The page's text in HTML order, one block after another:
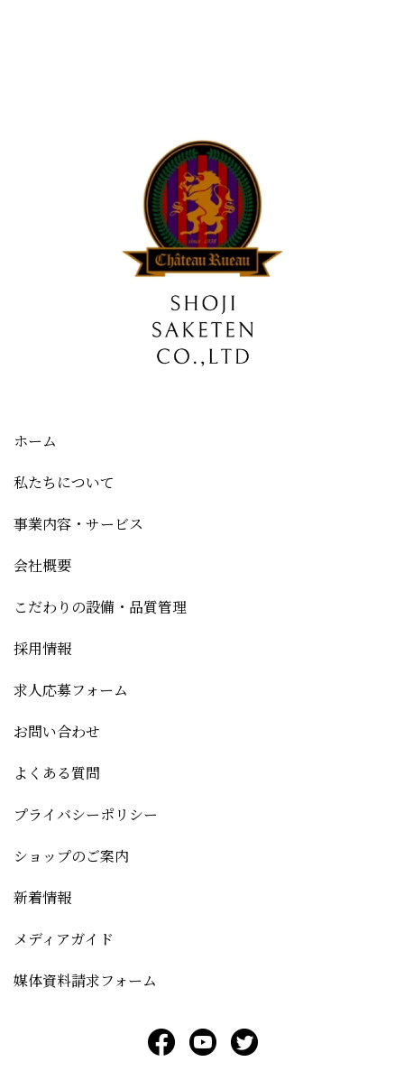
ホーム
私たちについて
事業内容・サービス
会社概要
こだわりの設備・品質管理
採用情報
求人応募フォーム
お問い合わせ
よくある質問
プライバシーポリシー
ショップのご案内
新着情報
メディアガイド
媒体資料請求フォーム